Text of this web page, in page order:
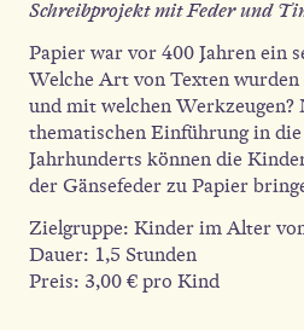
Schreibprojekt mit Feder und
Papier war vor 400 Jahren ein
Welche Art von Texten wurden
und mit welchen Werkzeugen?
thematischen Einführung in
Jahrhunderts können die
der Gänsefeder zu Papier
Zielgruppe: Kinder im Alter
Dauer: 1,5 Stunden
Preis: 3,00 € pro Kind